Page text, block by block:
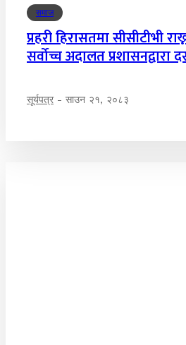
समाज
प्रहरी हिरासतमा सीसीटीभी
सर्वोच्च अदालत प्रशासनद्वारा
सूर्यपत्र - साउन २१, २०८३